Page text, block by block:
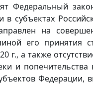
Федеральный
в субъектах
на
его принятия
г., а также
и
Федерации,